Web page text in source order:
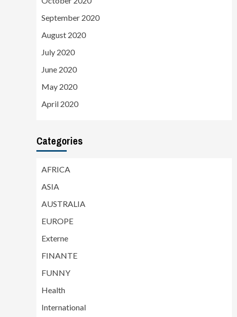
September 2020
August 2020
July 2020
June 2020
May 2020
April 2020
Categories
AFRICA
ASIA
AUSTRALIA
EUROPE
Externe
FINANTE
FUNNY
Health
International